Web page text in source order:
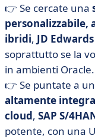
👉 Se cercate una
personalizzabile,
ibridi, JD Edwards
soprattutto se la
in ambienti Oracle.
👉 Se puntate a un
altamente
cloud, SAP S/
potente, con una